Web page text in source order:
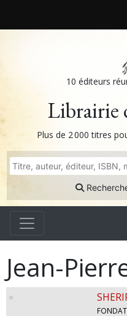
10 éditeurs
Librairie
Plus de 2 000 titres
Jean-